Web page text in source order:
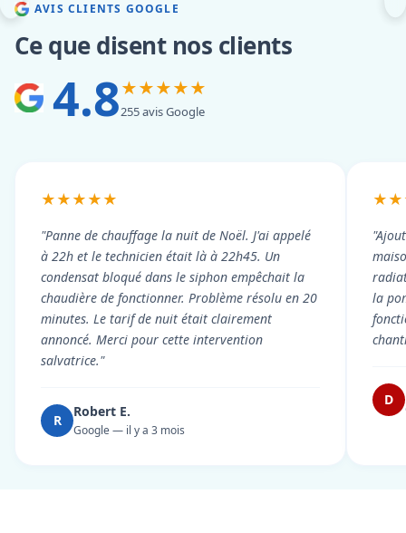
AVIS CLIENTS GOOGLE
Ce que disent nos clients
4.8★★★★★
255 avis Google
★★★★★
"Panne de chauffage la nuit de Noël. J'ai appelé
à 22h et le technicien était là à 22h45. Un
condensat bloqué dans le siphon empêchait la
chaudière de fonctionner. Problème résolu en 20
minutes. Le tarif de nuit était clairement
annoncé. Merci pour cette intervention
salvatrice."
R
Robert E.
Google — il y a 3 mois
la
D